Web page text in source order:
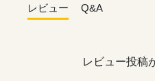
レビュー Q&A
レビュー投稿